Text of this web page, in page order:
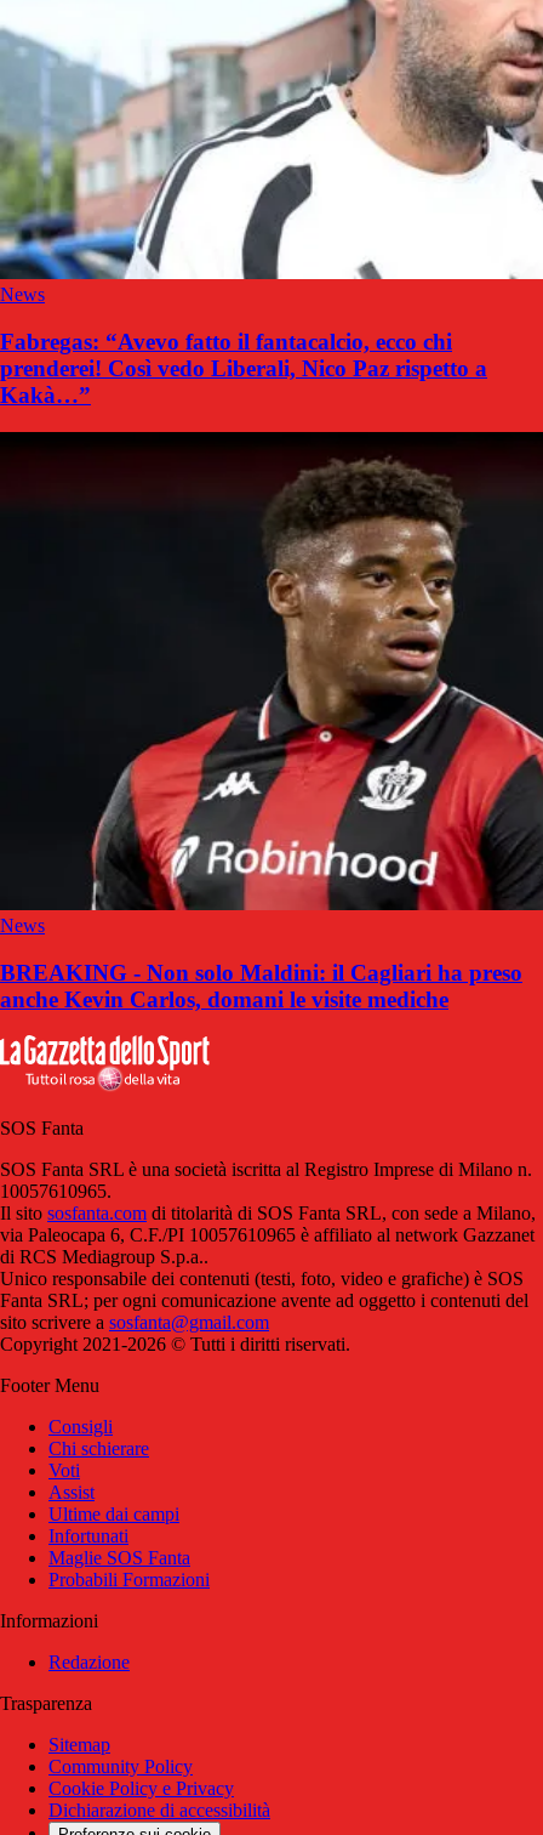
News
Fabregas: “Avevo fatto il fantacalcio, ecco chi
prenderei! Così vedo Liberali, Nico Paz rispetto a
Kakà…”
News
BREAKING - Non solo Maldini: il Cagliari ha preso
anche Kevin Carlos, domani le visite mediche
SOS Fanta
SOS Fanta SRL è una società iscritta al Registro Imprese di Milano n.
10057610965.
Il sito sosfanta.com di titolarità di SOS Fanta SRL, con sede a Milano,
via Paleocapa 6, C.F./PI 10057610965 è affiliato al network Gazzanet
di RCS Mediagroup S.p.a..
Unico responsabile dei contenuti (testi, foto, video e grafiche) è SOS
Fanta SRL; per ogni comunicazione avente ad oggetto i contenuti del
sito scrivere a sosfanta@gmail.com
Copyright 2021-2026 © Tutti i diritti riservati.
Footer Menu
Consigli
Chi schierare
Voti
Assist
Ultime dai campi
Infortunati
Maglie SOS Fanta
Probabili Formazioni
Informazioni
Redazione
Trasparenza
Sitemap
Community Policy
Cookie Policy e Privacy
Dichiarazione di accessibilità